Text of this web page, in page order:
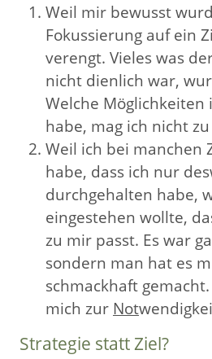
Weil mir bewusst
Fokussierung auf ein
verengt. Vieles was
nicht dienlich war,
Welche
habe, mag ich nicht
Weil ich bei manchen
habe, dass ich nur
durchgehalten habe,
eingestehen wollte,
zu mir passt. Es war
sondern man hat es
schmackhaft
mich zur Not
Strategie statt Ziel?